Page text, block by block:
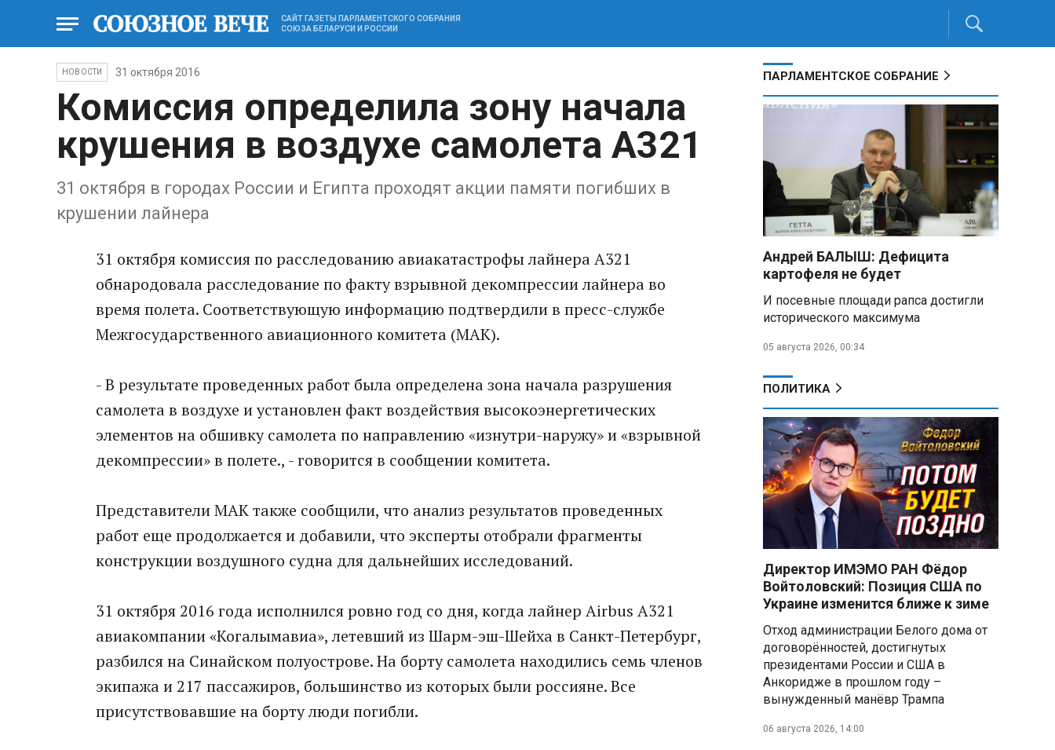
САЙТ ГАЗЕТЫ ПАРЛАМЕНТСКОГО СОБРАНИЯ
СОЮЗА БЕЛАРУСИ И РОССИИ
НОВОСТИ 31 октября 2016
Комиссия определила зону начала
крушения в воздухе самолета А321
31 октября в городах России и Египта проходят акции памяти погибших в
крушении лайнера
31 октября комиссия по расследованию авиакатастрофы лайнера А321
обнародовала расследование по факту взрывной декомпрессии лайнера во
время полета. Соответствующую информацию подтвердили в пресс-службе
Межгосударственного авиационного комитета (МАК).
- В результате проведенных работ была определена зона начала разрушения
самолета в воздухе и установлен факт воздействия высокоэнергетических
элементов на обшивку самолета по направлению «изнутри-наружу» и «взрывной
декомпрессии» в полете., - говорится в сообщении комитета.
Представители МАК также сообщили, что анализ результатов проведенных
работ еще продолжается и добавили, что эксперты отобрали фрагменты
конструкции воздушного судна для дальнейших исследований.
31 октября 2016 года исполнился ровно год со дня, когда лайнер Airbus A321
авиакомпании «Когалымавиа», летевший из Шарм-эш-Шейха в Санкт-Петербург,
разбился на Синайском полуострове. На борту самолета находились семь членов
экипажа и 217 пассажиров, большинство из которых были россияне. Все
присутствовавшие на борту люди погибли.
ПАРЛАМЕНТСКОЕ СОБРАНИЕ
Андрей БАЛЫШ: Дефицита
картофеля не будет
И посевные площади рапса достигли
исторического максимума
05 августа 2026, 00:34
ПОЛИТИКА
Директор ИМЭМО РАН Фёдор
Войтоловский: Позиция США по
Украине изменится ближе к зиме
Отход администрации Белого дома от
договорённостей, достигнутых
президентами России и США в
Анкоридже в прошлом году –
вынужденный манёвр Трампа
06 августа 2026, 14:00